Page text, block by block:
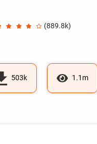
(889.8k)
503k 1.1m